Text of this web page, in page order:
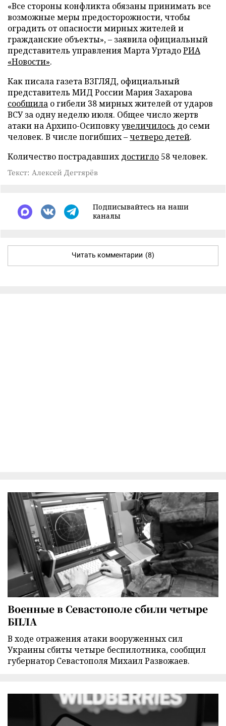
«Все стороны конфликта обязаны принимать все
возможные меры предосторожности, чтобы
оградить от опасности мирных жителей и
гражданские объекты», – заявила официальный
представитель управления Марта УртадоРИА
«Новости».
Как писала газета ВЗГЛЯД, официальный
представитель МИД России Мария Захарова
сообщила о гибели 38 мирных жителей от ударов
ВСУ за одну неделю июля. Общее число жертв
атаки на Архипо-Осиповкуувеличилось до семи
человек. В числе погибших –четверо детей.
Количество пострадавшихдостигло 58 человек.
Текст: Алексей Дегтярёв
Подписывайтесь на наши
каналы
Читать комментарии (8)
Военные в Севастополе сбили четыре
БПЛА
В ходе отражения атаки вооруженных сил
Украины сбиты четыре беспилотника, сообщил
губернатор Севастополя Михаил Развожаев.